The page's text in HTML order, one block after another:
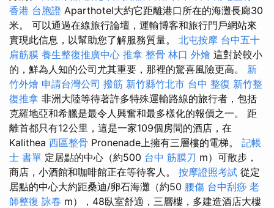
香港 台胞證 Aparthotel大約它距離港口所在的海灘長廊30
米。 可以通過在線旅行論壇，運輸博客和旅行門戶網站來
實現此信息，以幫助您了解服務質量。 北屯按摩 台中五十
肩筋膜 養生整復推廣中心 推拿 整骨 林口 外燴 這對於較小
的，鮮為人知的公司尤其重要，那裡的驚喜風險更高。 新
竹外燴 申請台灣公司 撥筋 新竹縣竹北市 台中 整復 新竹整
復推拿 非洲大陸等待著許多特殊運輸路線的旅行者，包括
克羅地亞和希臘是最令人興奮和最多樣化的報價之一。 距
離首都只有12公里，這是一家109個房間的酒店，在
Kalithea 西區整骨 Pronenade上擁有三層樓的電梯。 記帳
士 書單 定居點的中心（約500 台中 筋膜刀 m）可散步，
商店，小酒館和咖啡館正在等待客人。 按摩證照考試 從定
居點的中心大約距桑迪/卵石海灘（約50 腰傷 台中刮痧 老
師整復 詠春 m），48臥室舒適，三層樓，多建造酒店大樓